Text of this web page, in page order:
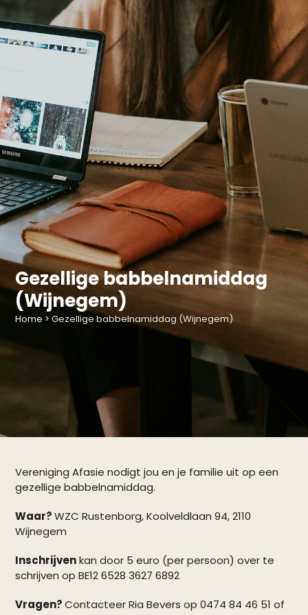
Gezellige babbelnamiddag
(Wijnegem)
Home >Gezellige babbelnamiddag (Wijnegem)
Vereniging Afasie nodigt jou en je familie uit op een
gezellige babbelnamiddag.
Waar?WZC Rustenborg, Koolveldlaan 94, 2110
Wijnegem
Inschrijvenkan door 5 euro (per persoon) over te
schrijven op BE12 6528 3627 6892
Vragen?Contacteer Ria Bevers op 0474 84 46 51 of